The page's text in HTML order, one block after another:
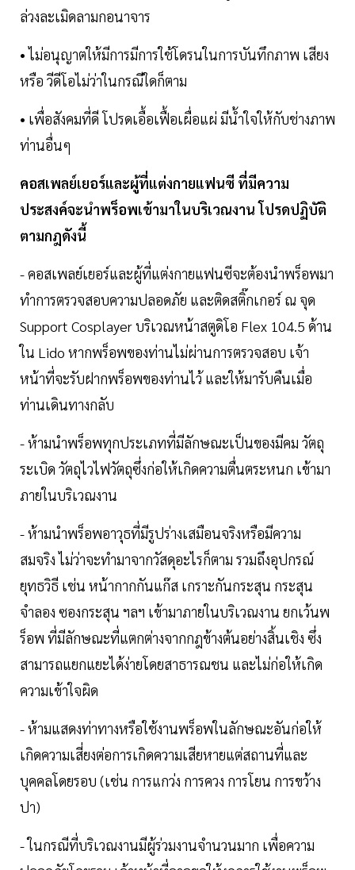
ล่วงละเมิดลามกอนาจาร
• ไม่อนุญาตให้มีการมีการใช้โดรนในการบันทึกภาพ เสียง
หรือ วีดีโอไม่ว่าในกรณีใดก็ตาม
• เพื่อสังคมที่ดี โปรดเอื้อเฟื้อเผื่อแผ่ มีน้ำใจให้กับช่างภาพ
ท่านอื่นๆ
คอสเพลย์เยอร์และผู้ที่แต่งกายแฟนซี ที่มีความ
ประสงค์จะนำพร็อพเข้ามาในบริเวณงาน โปรดปฏิบัติ
ตามกฎดังนี้
- คอสเพลย์เยอร์และผู้ที่แต่งกายแฟนซีจะต้องนำพร็อพมา
ทำการตรวจสอบความปลอดภัย และติดสติ๊กเกอร์ ณ จุด
Support Cosplayer บริเวณหน้าสตูดิโอ Flex 104.5 ด้าน
ใน Lido หากพร็อพของท่านไม่ผ่านการตรวจสอบ เจ้า
หน้าที่จะรับฝากพร็อพของท่านไว้ และให้มารับคืนเมื่อ
ท่านเดินทางกลับ
- ห้ามนำพร็อพทุกประเภทที่มีลักษณะเป็นของมีคม วัตถุ
ระเบิด วัตถุไวไฟวัตถุซึ่งก่อให้เกิดความตื่นตระหนก เข้ามา
ภายในบริเวณงาน
- ห้ามนำพร็อพอาวุธที่มีรูปร่างเสมือนจริงหรือมีความ
สมจริง ไม่ว่าจะทำมาจากวัสดุอะไรก็ตาม รวมถึงอุปกรณ์
ยุทธวิธี เช่น หน้ากากกันแก๊ส เกราะกันกระสุน กระสุน
จำลอง ซองกระสุน ฯลฯ เข้ามาภายในบริเวณงาน ยกเว้นพ
ร็อพ ที่มีลักษณะที่แตกต่างจากกฎข้างต้นอย่างสิ้นเชิง ซึ่ง
สามารถแยกแยะได้ง่ายโดยสาธารณชน และไม่ก่อให้เกิด
ความเข้าใจผิด
- ห้ามแสดงท่าทางหรือใช้งานพร็อพในลักษณะอันก่อให้
เกิดความเสี่ยงต่อการเกิดความเสียหายแต่สถานที่และ
บุคคลโดยรอบ (เช่น การแกว่ง การควง การโยน การขว้าง
ปา)
- ในกรณีที่บริเวณงานมีผู้ร่วมงานจำนวนมาก เพื่อความ